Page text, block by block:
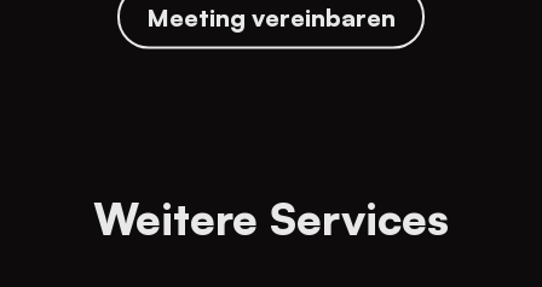
Meeting vereinbaren
Weitere Services